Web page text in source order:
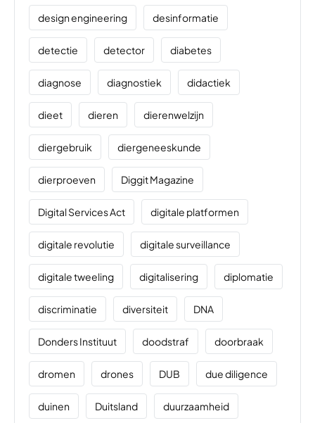
design engineering desinformatie
detectie detector diabetes
diagnose diagnostiek didactiek
dieet dieren dierenwelzijn
diergebruik diergeneeskunde
dierproeven Diggit Magazine
Digital Services Act digitale platformen
digitale revolutie digitale surveillance
digitale tweeling digitalisering diplomatie
discriminatie diversiteit DNA
Donders Instituut doodstraf doorbraak
dromen drones DUB due diligence
duinen Duitsland duurzaamheid